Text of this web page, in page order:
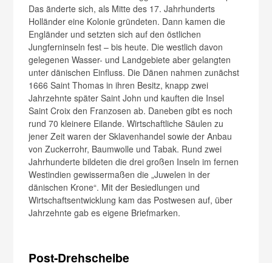
Das änderte sich, als Mitte des 17. Jahrhunderts
Holländer eine Kolonie gründeten. Dann kamen die
Engländer und setzten sich auf den östlichen
Jungferninseln fest – bis heute. Die westlich davon
gelegenen Wasser- und Landgebiete aber gelangten
unter dänischen Einfluss. Die Dänen nahmen zunächst
1666 Saint Thomas in ihren Besitz, knapp zwei
Jahrzehnte später Saint John und kauften die Insel
Saint Croix den Franzosen ab. Daneben gibt es noch
rund 70 kleinere Eilande. Wirtschaftliche Säulen zu
jener Zeit waren der Sklavenhandel sowie der Anbau
von Zuckerrohr, Baumwolle und Tabak. Rund zwei
Jahrhunderte bildeten die drei großen Inseln im fernen
Westindien gewissermaßen die „Juwelen in der
dänischen Krone“. Mit der Besiedlungen und
Wirtschaftsentwicklung kam das Postwesen auf, über
Jahrzehnte gab es eigene Briefmarken.
Post-Drehscheibe